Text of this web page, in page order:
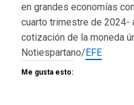
en grandes economías
cuarto trimestre de 2024-
cotización de la moneda
Notiespartano/EFE
Me gusta esto: